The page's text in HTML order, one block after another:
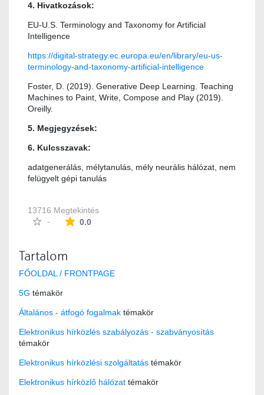
4. Hivatkozások:
EU-U.S. Terminology and Taxonomy for Artificial
Intelligence
https://digital-strategy.ec.europa.eu/en/library/eu-us-
terminology-and-taxonomy-artificial-intelligence
Foster, D. (2019). Generative Deep Learning. Teaching
Machines to Paint, Write, Compose and Play (2019).
Oreilly.
5. Megjegyzések:
6. Kulcsszavak:
adatgenerálás, mélytanulás, mély neurális hálózat, nem
felügyelt gépi tanulás
13716 Megtekintés
-
0.0Az átlagos minősítés 0 csillag a lehetséges 5-
Tartalom
FŐOLDAL / FRONTPAGE
5G témakör
Általános - átfogó fogalmak témakör
Elektronikus hírközlés szabályozás - szabványosítás
témakör
Elektronikus hírközlési szolgáltatás témakör
Elektronikus hírközlő hálózat témakör